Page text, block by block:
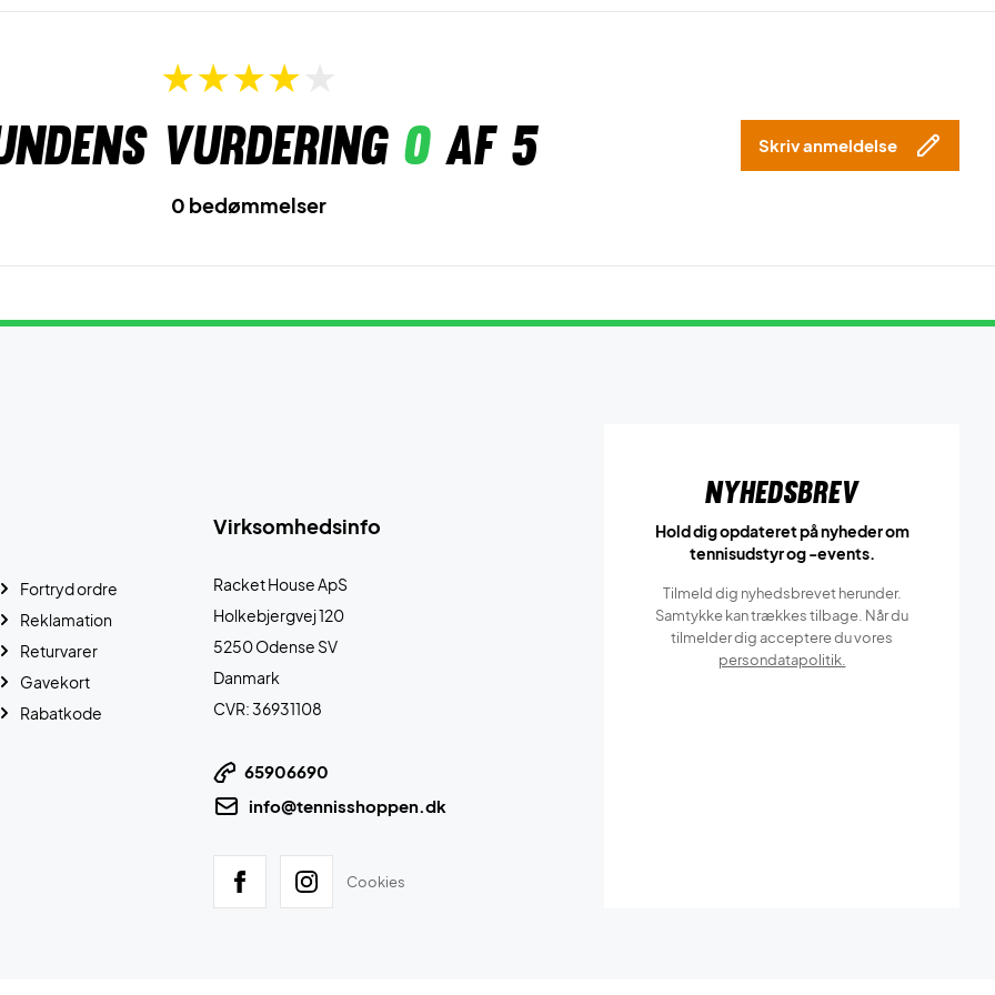
vurdering 0af 5 Skriv anmeldelse
0 bedømmelser
Virksomhedsinfo
Racket House ApS
Holkebjergvej 120
5250 Odense SV
Danmark
CVR: 36931108
65906690
info@tennisshoppen.dk
Cookies
Fortryd ordre
Reklamation
Returvarer
Gavekort
Rabatkode
Nyhedsbrev
Hold dig opdateret på nyheder om
tennisudstyr og -events.
Tilmeld dig nyhedsbrevet herunder.
Samtykke kan trækkes tilbage. Når du
tilmelder dig acceptere du vores
persondatapolitik.